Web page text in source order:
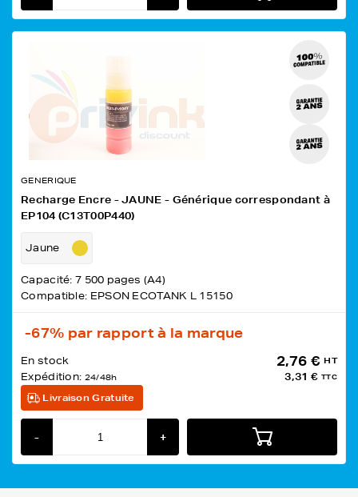
GENERIQUE
Recharge Encre - JAUNE - Générique correspondant à
EP104 (C13T00P440)
Jaune
Capacité: 7 500 pages (A4)
Compatible: EPSON ECOTANK L 15150
-67% par rapport à la marque
En stock
Expédition: 24/48h
2,76 € HT
3,31 € TTC
Livraison Gratuite
- +